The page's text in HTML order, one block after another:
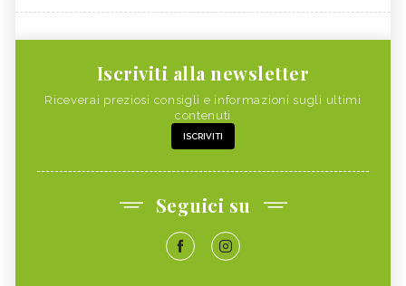
Iscriviti alla newsletter
Riceverai preziosi consigli e informazioni sugli ultimi
contenuti
ISCRIVITI
Seguici su